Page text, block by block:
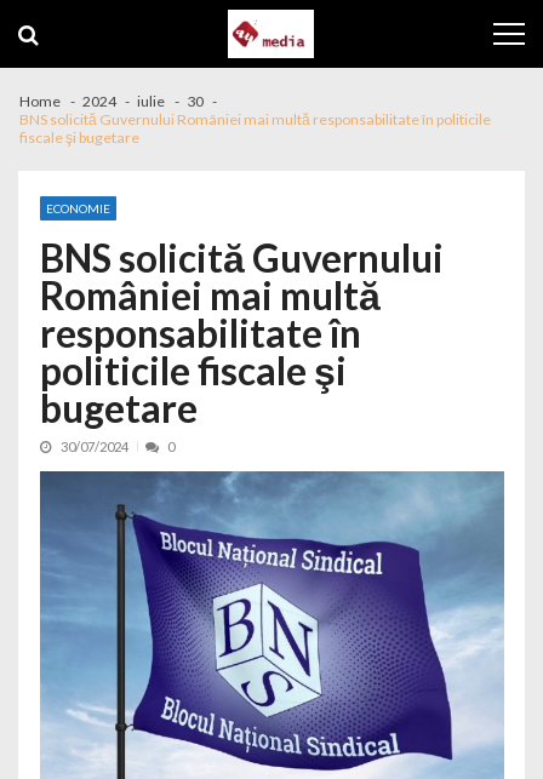
Home 2024 iulie
30
BNS solicită Guvernului României mai multă responsabilitate în politicile
fiscale şi bugetare
ECONOMIE
BNS solicită Guvernului
României mai multă
responsabilitate în
politicile fiscale şi
bugetare
30/07/2024 0